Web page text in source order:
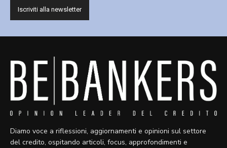
Diamo voce a riflessioni, aggiornamenti e opinioni sul settore
del credito, ospitando articoli, focus, approfondimenti e